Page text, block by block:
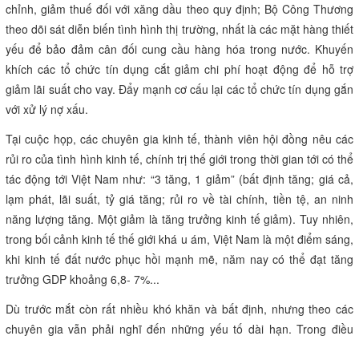
chỉnh, giảm thuế đối với xăng dầu theo quy định; Bộ Công Thương
theo dõi sát diễn biến tình hình thị trường, nhất là các mặt hàng thiết
yếu để bảo đảm cân đối cung cầu hàng hóa trong nước. Khuyến
khích các tổ chức tín dụng cắt giảm chi phí hoạt động để hỗ trợ
giảm lãi suất cho vay. Đẩy mạnh cơ cấu lại các tổ chức tín dụng gắn
với xử lý nợ xấu.
Tại cuộc họp, các chuyên gia kinh tế, thành viên hội đồng nêu các
rủi ro của tình hình kinh tế, chính trị thế giới trong thời gian tới có thể
tác động tới Việt Nam như: “3 tăng, 1 giảm” (bất định tăng; giá cả,
lạm phát, lãi suất, tỷ giá tăng; rủi ro về tài chính, tiền tệ, an ninh
năng lượng tăng. Một giảm là tăng trưởng kinh tế giảm). Tuy nhiên,
trong bối cảnh kinh tế thế giới khá u ám, Việt Nam là một điểm sáng,
khi kinh tế đất nước phục hồi mạnh mẽ, năm nay có thể đạt tăng
trưởng GDP khoảng 6,8- 7%...
Dù trước mắt còn rất nhiều khó khăn và bất định, nhưng theo các
chuyên gia vẫn phải nghĩ đến những yếu tố dài hạn. Trong điều